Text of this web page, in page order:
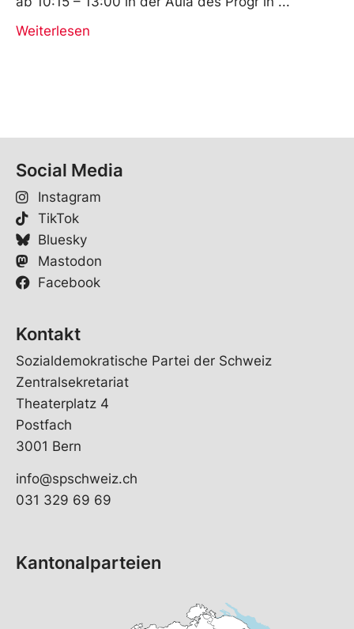
Weiterlesen
Social Media
Instagram
TikTok
Bluesky
Mastodon
Facebook
Kontakt
Sozialdemokratische Partei der Schweiz
Zentralsekretariat
Theaterplatz 4
Postfach
3001 Bern
info@spschweiz.ch
031 329 69 69
Kantonalparteien